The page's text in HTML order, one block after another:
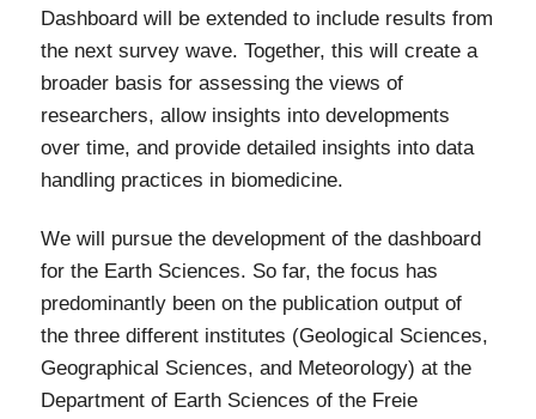
Dashboard will be extended to include results from
the next survey wave. Together, this will create a
broader basis for assessing the views of
researchers, allow insights into developments
over time, and provide detailed insights into data
handling practices in biomedicine.
We will pursue the development of the dashboard
for the Earth Sciences. So far, the focus has
predominantly been on the publication output of
the three different institutes (Geological Sciences,
Geographical Sciences, and Meteorology) at the
Department of Earth Sciences of the Freie